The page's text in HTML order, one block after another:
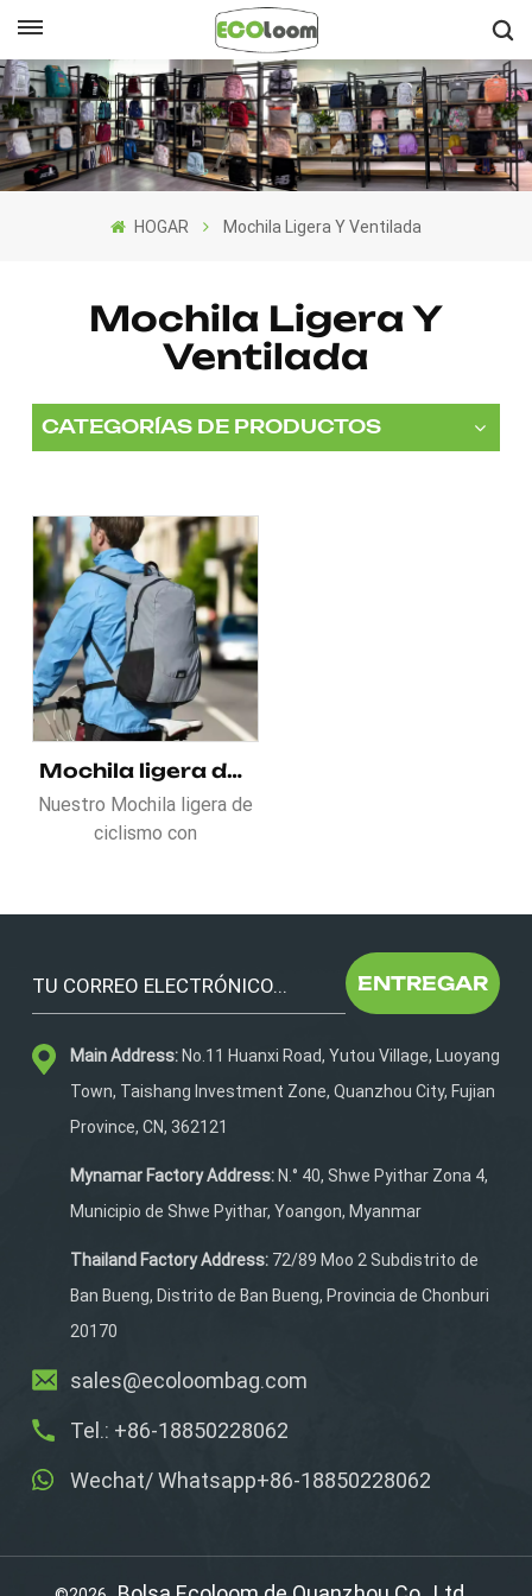
English
Français
HOGAR Mochila Ligera Y Ventilada
Mochila Ligera Y
Ventilada
CATEGORÍAS DE PRODUCTOS
Mochila ligera de ciclismo con características reflectantes
Nuestro Mochila ligera de
ciclismo con
amplio almacenamiento
compartimentos para
elementos reflectantes
en las correas y en el
propio bolso te mantienen
poca luz, mientras que la
hebilla segura en el pecho
estable.
ENTREGAR
Main Address:No.11 Huanxi Road, Yutou Village, Luoyang
Town, Taishang Investment Zone, Quanzhou City, Fujian
Province, CN, 362121
Mynamar Factory Address:N.° 40, Shwe Pyithar Zona 4,
Municipio de Shwe Pyithar, Yoangon, Myanmar
Thailand Factory Address:72/89 Moo 2 Subdistrito de
Ban Bueng, Distrito de Ban Bueng, Provincia de Chonburi
20170
sales@ecoloombag.com
Tel.: +86-18850228062
Wechat/ Whatsapp+86-18850228062